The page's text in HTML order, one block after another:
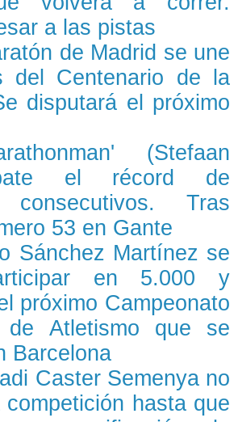
a las pistas
de Madrid se une
del Centenario de la
disputará el próximo
(Stefaan
el récord de
consecutivos. Tras
53 en Gante
Sánchez Martínez se
en 5.000 y
próximo Campeonato
de Atletismo que se
Barcelona
Caster Semenya no
hasta que